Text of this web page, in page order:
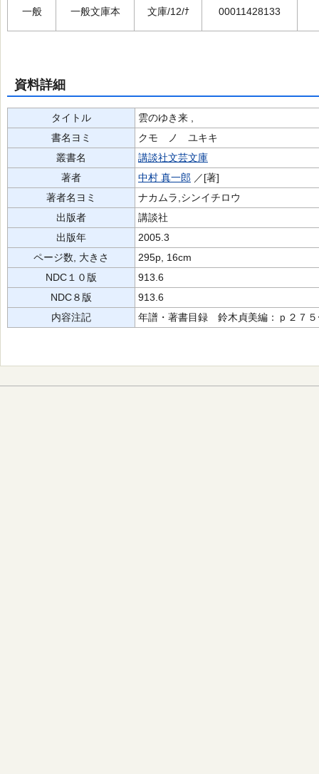
一般 一般文庫本 文庫/12/ﾅ 00011428133
資料詳細
タイトル
雲のゆき来 ,
書名ヨミ
クモ ノ ユキキ
叢書名
講談社文芸文庫
著者
中村 真一郎 ／[著]
著者名ヨミ
ナカムラ,シンイチロウ
出版者
講談社
出版年
2005.3
ページ数, 大きさ
295p, 16cm
NDC１０版
913.6
NDC８版
913.6
内容注記
年譜・著書目録 鈴木貞美編：ｐ２７５